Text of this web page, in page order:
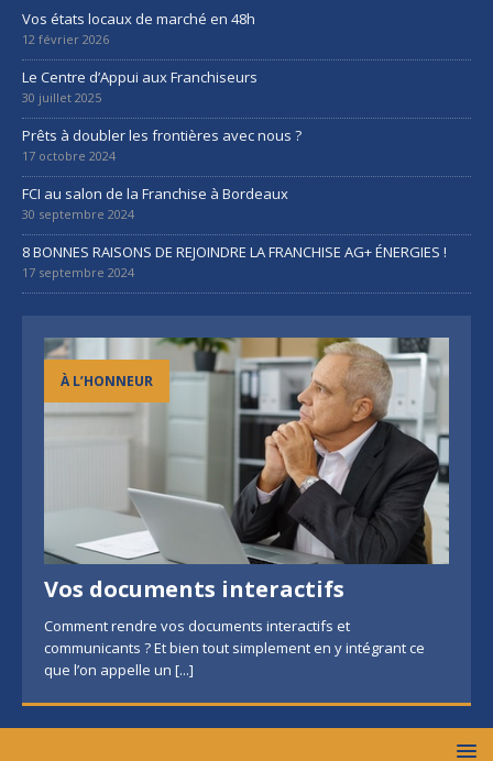
Vos états locaux de marché en 48h
12 février 2026
Le Centre d’Appui aux Franchiseurs
30 juillet 2025
Prêts à doubler les frontières avec nous ?
17 octobre 2024
FCI au salon de la Franchise à Bordeaux
30 septembre 2024
8 BONNES RAISONS DE REJOINDRE LA FRANCHISE AG+ ÉNERGIES !
17 septembre 2024
À L’HONNEUR
Vos documents interactifs
Comment rendre vos documents interactifs et
communicants ? Et bien tout simplement en y intégrant ce
que l’on appelle un [...]